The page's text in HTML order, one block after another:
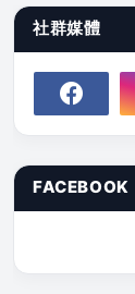
社群媒體
FACEBOOK